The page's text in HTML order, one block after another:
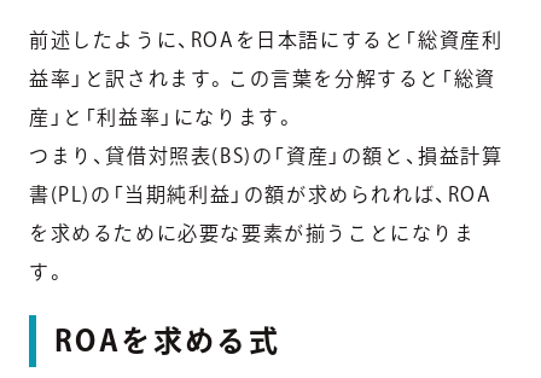
前述したように、ROAを日本語にすると「総資産利
益率」と訳されます。この言葉を分解すると「総資
産」と「利益率」になります。
つまり、貸借対照表(BS)の「資産」の額と、損益計算
書(PL)の「当期純利益」の額が求められれば、ROA
を求めるために必要な要素が揃うことになりま
す。
ROAを求める式